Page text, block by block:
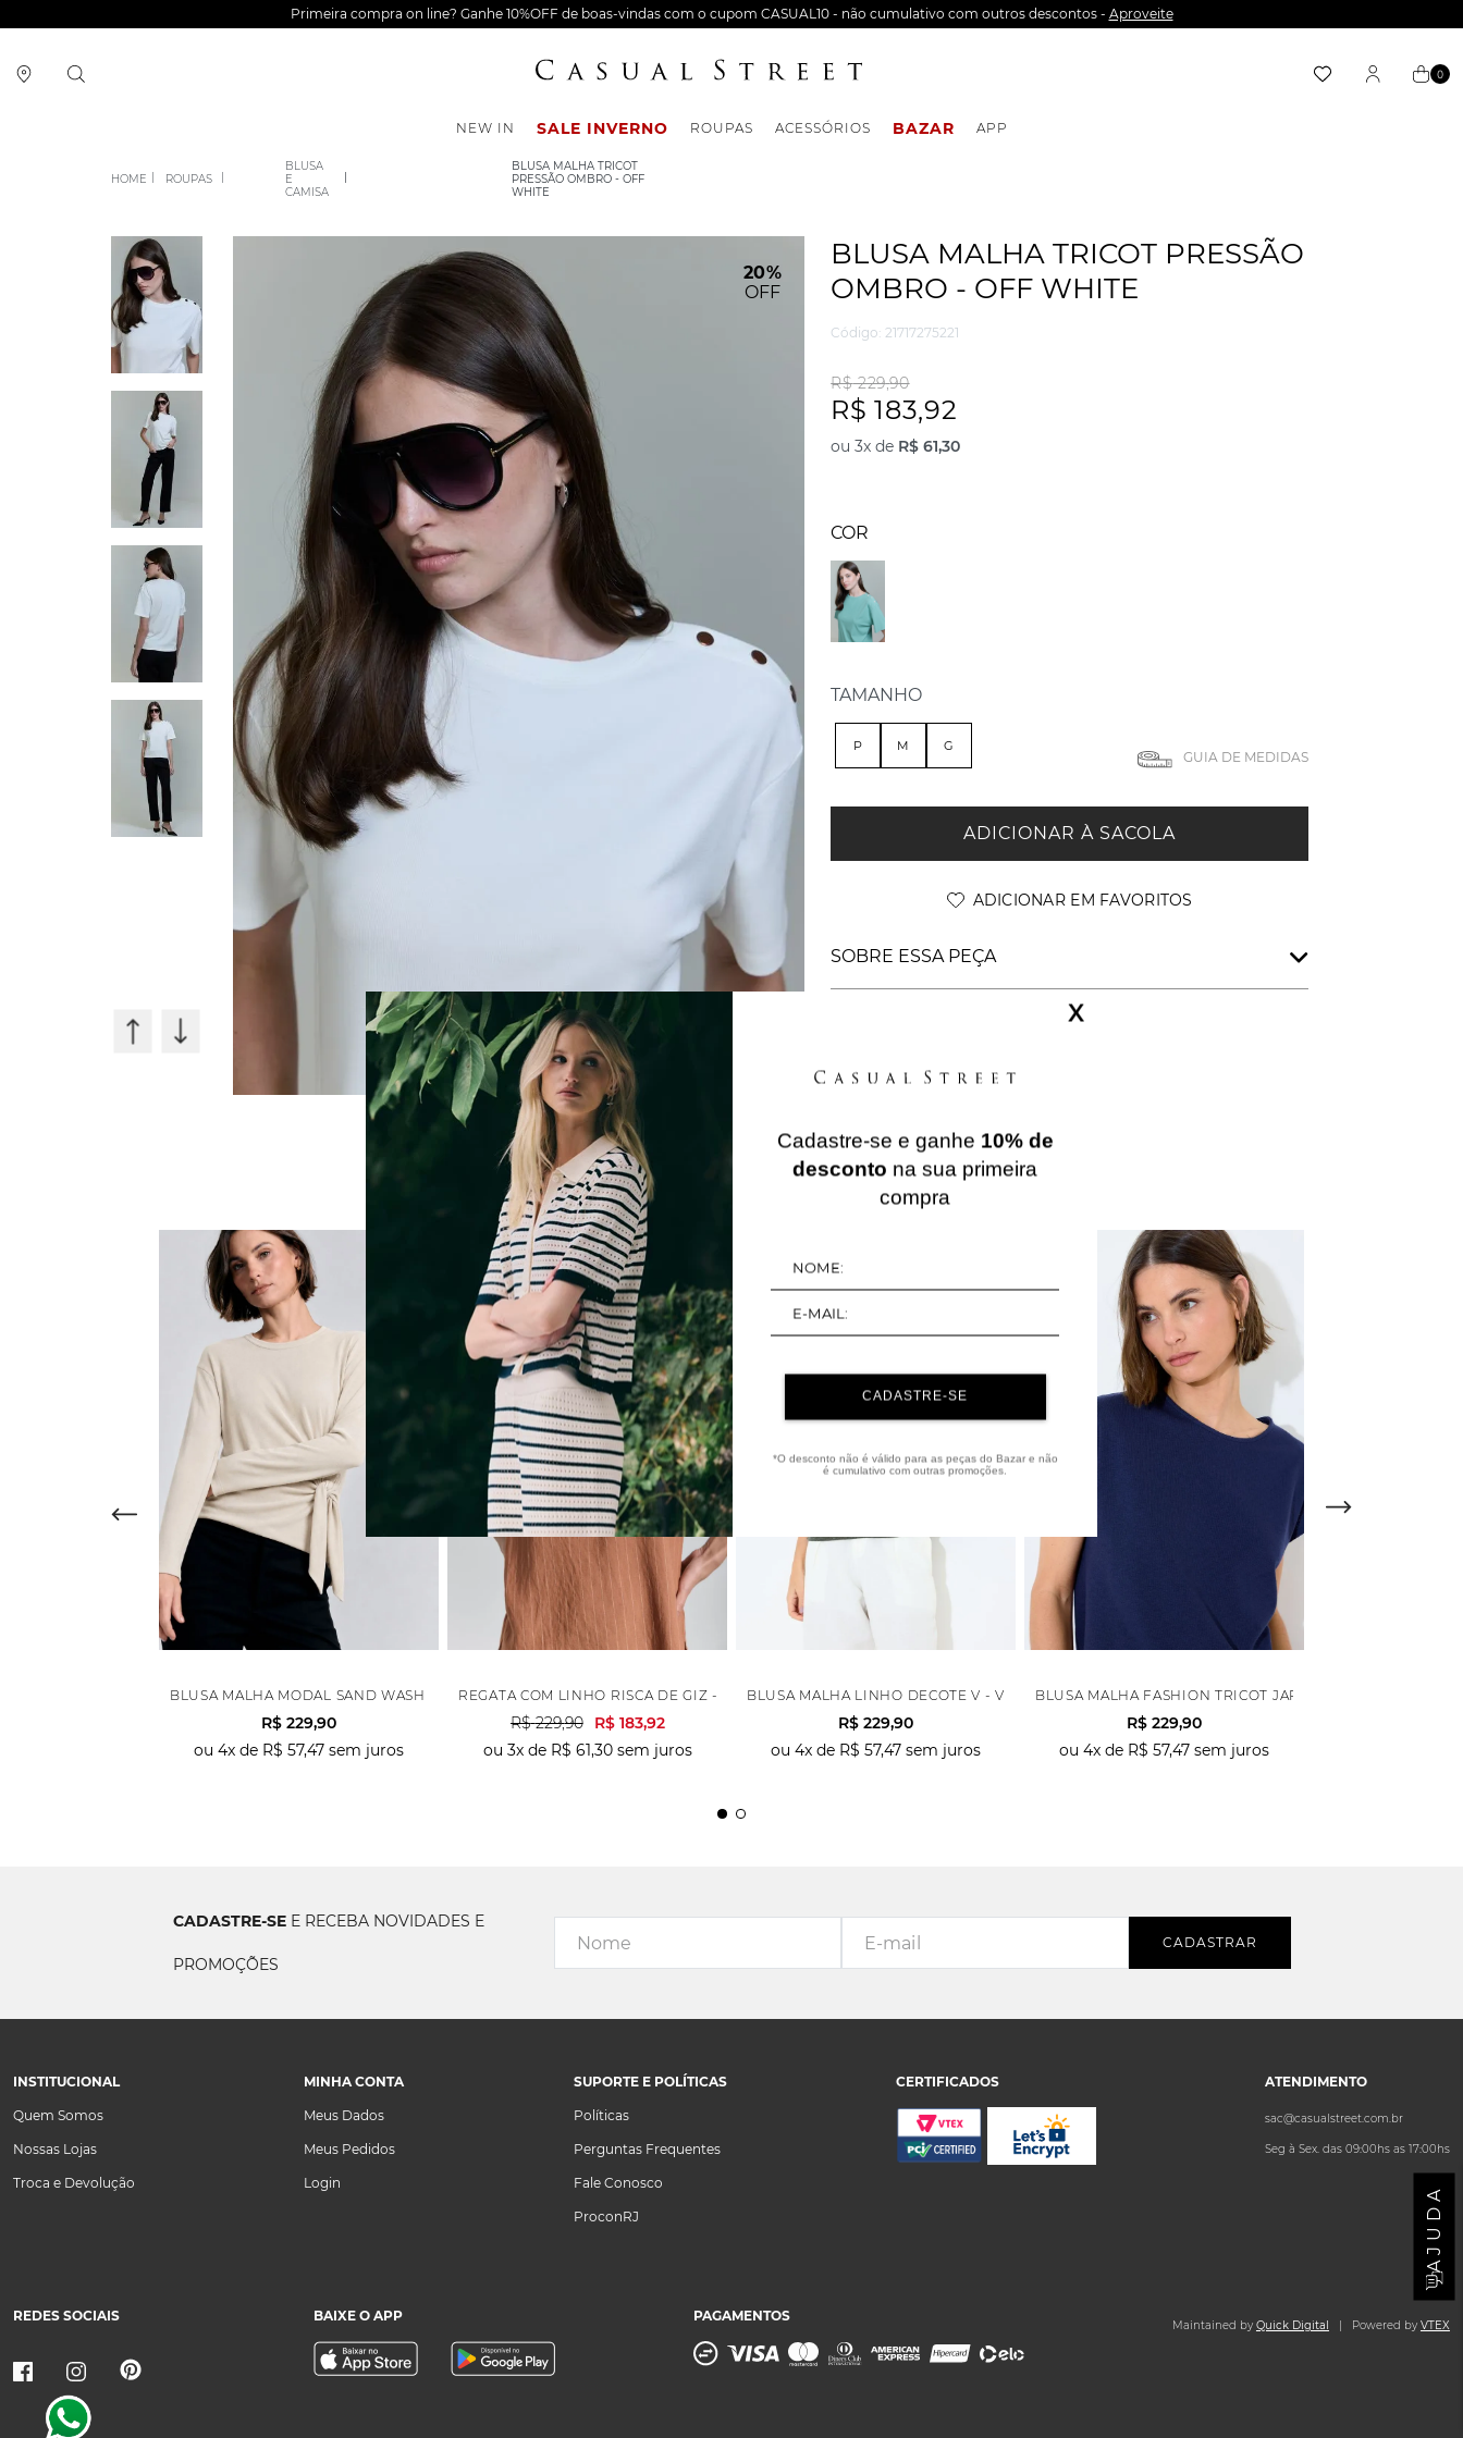
AJUDA
X
Cadastre-se e ganhe 10% de
desconto na sua primeira
compra
CADASTRE-SE
*O desconto não é válido para as peças do Bazar e não
é cumulativo com outras promoções.
Primeira compra on line? Ganhe 10%OFF de boas-vindas com o cupom CASUAL10 - não cumulativo com outros descontos - Aproveite
0
NEW IN SALE INVERNO ROUPAS ACESSÓRIOS BAZAR APP
ROUPAS
BLUSA
E
CAMISA
BLUSA MALHA TRICOT
PRESSÃO OMBRO - OFF
WHITE
20%
OFF
BLUSA MALHA TRICOT PRESSÃO
OMBRO - OFF WHITE
Código: 21717275221
R$ 229,90
R$ 183,92
ou3x de R$ 61,30
TAMANHO
P M G
GUIA DE MEDIDAS
ADICIONAR À SACOLA
SOBRE ESSA PEÇA
QUERIDINHOS
LISTRAS - AZUL MARINHOBLUSA MALHA MODAL SAND WASH COM NÓ - CREME
R$ 229,90
ou 4x de R$ 57,47 sem juros
REGATA COM LINHO RISCA DE GIZ - OCRE
R$ 229,90 R$ 183,92
ou 3x de R$ 61,30sem juros
BLUSA MALHA LINHO DECOTE V - VERDE
R$ 229,90
ou 4x de R$ 57,47 sem juros
BLUSA MALHA FASHION TRICOT JAP - AZUL MARINHO
R$ 229,90
ou 4x de R$ 57,47 sem juros
CADASTRE-SEE RECEBA NOVIDADES E
PROMOÇÕES
CADASTRAR
INSTITUCIONAL
Quem Somos
Nossas Lojas
Troca e Devolução
MINHA CONTA
Meus Dados
Meus Pedidos
Login
SUPORTE E POLÍTICAS
Políticas
Perguntas Frequentes
Fale Conosco
ProconRJ
CERTIFICADOS ATENDIMENTO
sac@casualstreet.com.br
Seg à Sex. das 09:00hs as 17:00hs
REDES SOCIAIS BAIXE O APP PAGAMENTOS
Maintained by Quick Digital | Powered by VTEX